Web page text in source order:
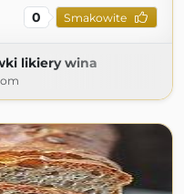
0 Smakowite
likiery wina